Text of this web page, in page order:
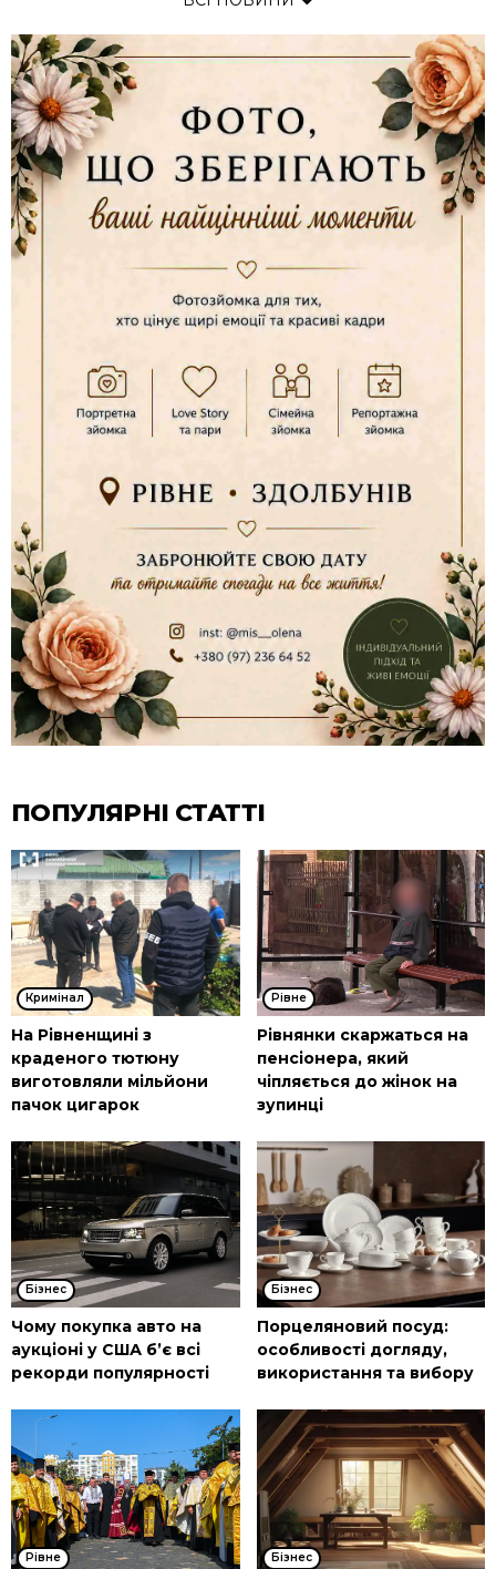
ПОПУЛЯРНІ СТАТТІ
Кримінал
На Рівненщині з
краденого тютюну
виготовляли мільйони
пачок цигарок
Рівне
Рівнянки скаржаться на
пенсіонера, який
чіпляється до жінок на
зупинці
Бізнес
Чому покупка авто на
аукціоні у США б’є всі
рекорди популярності
Бізнес
Порцеляновий посуд:
особливості догляду,
використання та вибору
Рівне Бізнес